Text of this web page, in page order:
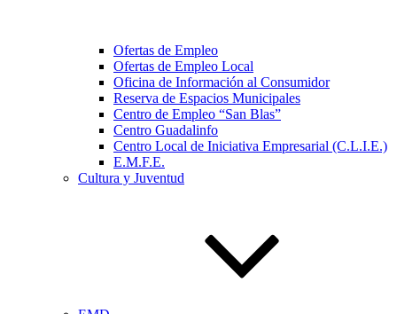
Ofertas de Empleo
Ofertas de Empleo Local
Oficina de Información al Consumidor
Reserva de Espacios Municipales
Centro de Empleo “San Blas”
Centro Guadalinfo
Centro Local de Iniciativa Empresarial (C.L.I.E.)
E.M.F.E.
Cultura y Juventud